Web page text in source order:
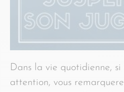
Dans la vie quotidienne, si
attention, vous